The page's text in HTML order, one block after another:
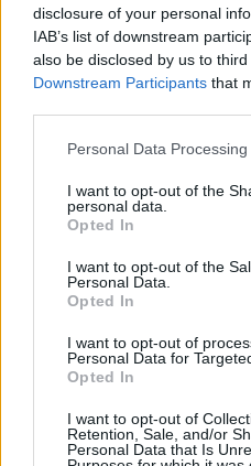
disclosure of your personal
IAB’s list of downstream
also be disclosed by us to
Downstream Participants that
Personal Data
I want to opt-out of the
personal data.
Opted In
I want to opt-out of the
Personal Data.
Opted In
I want to opt-out of
Personal Data for
Opted In
I want to opt-out of
Retention, Sale, and/or
Personal Data that Is
18:00
35 °C
29%υγρ.
4 Μπφ Δ
24 Km/h
39%υγρ.
9 Km/h
ΤΡΙΤΗ11 ΑΥΓΟΥΣΤΟΥ
27°C
46%υγρ.
26°C